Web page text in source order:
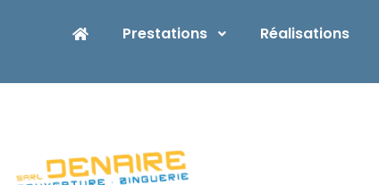
Prestations Réalisations